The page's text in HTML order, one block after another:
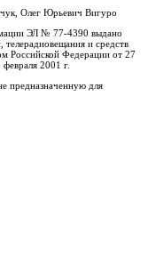
Олег Юрьевич Вигуро
ЭЛ № 77-4390 выдано
и средств
Российской Федерации от 27
2001 г.
предназначенную для